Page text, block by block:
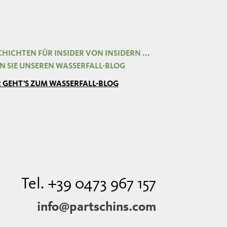
FÜR INSIDER VON INSIDERN ...
SIE UNSEREN WASSERFALL-BLOG
GEHT'S ZUM WASSERFALL-BLOG
Tel. +39 0473 967 157
info@partschins.com